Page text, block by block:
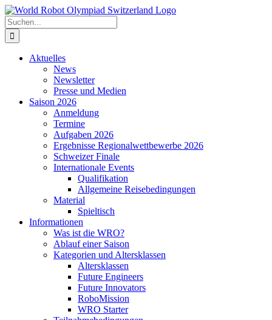
Zum
Inhalt
springen
Suche
nach:
Aktuelles
News
Newsletter
Presse und Medien
Saison 2026
Anmeldung
Termine
Aufgaben 2026
Ergebnisse Regionalwettbewerbe 2026
Schweizer Finale
Internationale Events
Qualifikation
Allgemeine Reisebedingungen
Material
Spieltisch
Informationen
Was ist die WRO?
Ablauf einer Saison
Kategorien und Altersklassen
Altersklassen
Future Engineers
Future Innovators
RoboMission
WRO Starter